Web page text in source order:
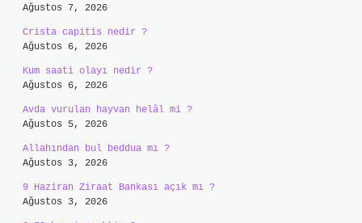
Ağustos 7, 2026
Crista capitis nedir ?
Ağustos 6, 2026
Kum saati olayı nedir ?
Ağustos 6, 2026
Avda vurulan hayvan helâl mi ?
Ağustos 5, 2026
Allahından bul beddua mı ?
Ağustos 3, 2026
9 Haziran Ziraat Bankası açık mı ?
Ağustos 3, 2026